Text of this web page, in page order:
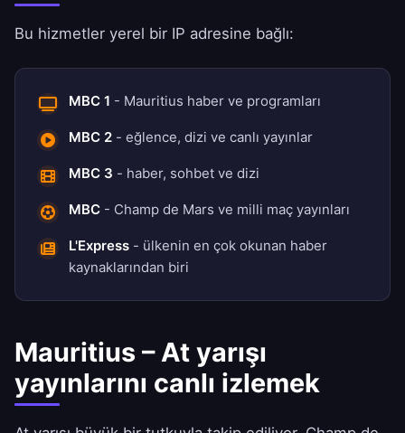
Bu hizmetler yerel bir IP adresine bağlı:
MBC 1 - Mauritius haber ve programları
MBC 2 - eğlence, dizi ve canlı yayınlar
MBC 3 - haber, sohbet ve dizi
MBC - Champ de Mars ve milli maç yayınları
L'Express - ülkenin en çok okunan haber
kaynaklarından biri
Mauritius – At yarışı
yayınlarını canlı izlemek